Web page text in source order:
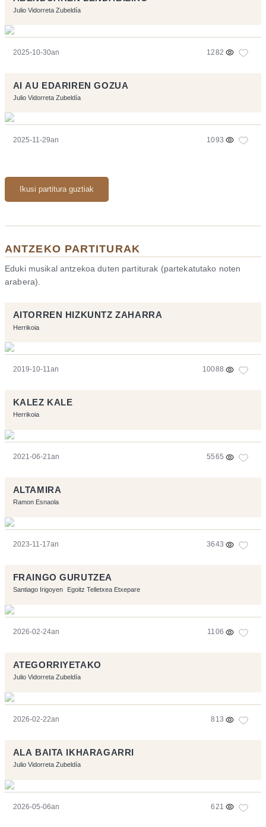
Julio Vidorreta Zubeldía
2025-10-30an 1282
AI AU EDARIREN GOZUA
Julio Vidorreta Zubeldía
2025-11-29an 1093
Ikusi partitura guztiak
ANTZEKO PARTITURAK
Eduki musikal antzekoa duten partiturak (partekatutako noten
arabera).
AITORREN HIZKUNTZ ZAHARRA
Herrikoia
2019-10-11an 10088
KALEZ KALE
Herrikoia
2021-06-21an 5565
ALTAMIRA
Ramon Esnaola
2023-11-17an 3643
FRAINGO GURUTZEA
Santiago Irigoyen Egoitz Telletxea Etxepare
2026-02-24an 1106
ATEGORRIYETAKO
Julio Vidorreta Zubeldía
2026-02-22an 813
ALA BAITA IKHARAGARRI
Julio Vidorreta Zubeldía
2026-05-06an 621